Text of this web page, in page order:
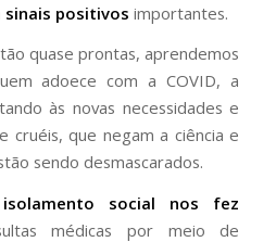
sinais positivos importantes.
quase prontas, aprendemos
adoece com a COVID, a
às novas necessidades e
cruéis, que negam a ciência e
sendo desmascarados.
social nos fez
médicas por meio de